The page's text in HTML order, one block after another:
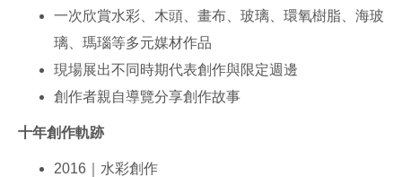
一次欣賞水彩、木頭、畫布、玻璃、環氧樹脂、海玻
璃、瑪瑙等多元媒材作品
現場展出不同時期代表創作與限定週邊
創作者親自導覽分享創作故事
十年創作軌跡
2016｜水彩創作